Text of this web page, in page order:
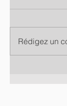
Rédigez un